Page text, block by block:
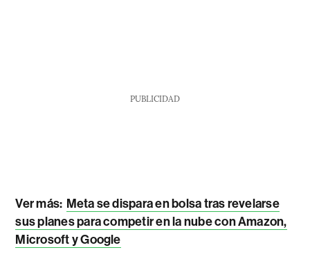
PUBLICIDAD
Ver más: Meta se dispara en bolsa tras revelarse
sus planes para competir en la nube con Amazon,
Microsoft y Google